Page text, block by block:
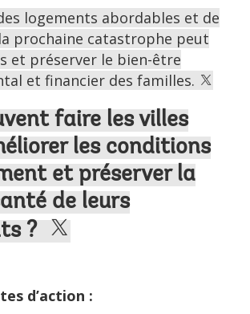
logements abordables et de
prochaine catastrophe peut
et préserver le bien-être
et financier des familles.
faire les villes
les conditions
et préserver la
de leurs
?
d’action :